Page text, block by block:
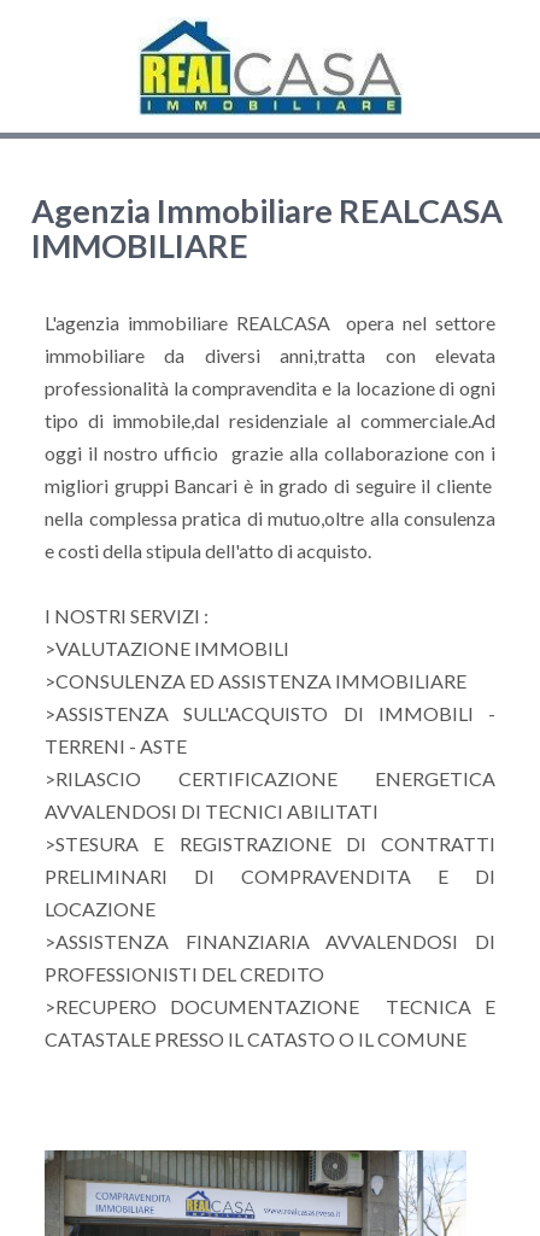
Agenzia Immobiliare REALCASA
IMMOBILIARE
L'agenzia immobiliare REALCASA opera nel settore
immobiliare da diversi anni,tratta con elevata
professionalità la compravendita e la locazione di ogni
tipo di immobile,dal residenziale al commerciale.Ad
oggi il nostro ufficio grazie alla collaborazione con i
migliori gruppi Bancari è in grado di seguire il cliente
nella complessa pratica di mutuo,oltre alla consulenza
e costi della stipula dell'atto di acquisto.
I NOSTRI SERVIZI :
>VALUTAZIONE IMMOBILI
>CONSULENZA ED ASSISTENZA IMMOBILIARE
>ASSISTENZA SULL'ACQUISTO DI IMMOBILI -
TERRENI - ASTE
>RILASCIO CERTIFICAZIONE ENERGETICA
AVVALENDOSI DI TECNICI ABILITATI
>STESURA E REGISTRAZIONE DI CONTRATTI
PRELIMINARI DI COMPRAVENDITA E DI
LOCAZIONE
>ASSISTENZA FINANZIARIA AVVALENDOSI DI
PROFESSIONISTI DEL CREDITO
>RECUPERO DOCUMENTAZIONE TECNICA E
CATASTALE PRESSO IL CATASTO O IL COMUNE